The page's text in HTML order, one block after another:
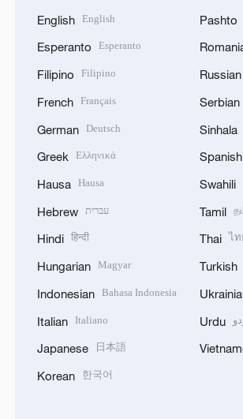
English English
Esperanto Esperanto
Filipino Filipino
French Français
German Deutsch
Greek Ελληνικά
Hausa Hausa
Hebrew עברית
Hindi हिन्दी
Hungarian Magyar
Indonesian Bahasa Indonesia
Italian Italiano
Japanese 日本語
Korean 한국어
Pashto
Russian
Serbian
Sinhala
Spanish
Swahili
Tamil
Thai ไ
Turkish
Urdu